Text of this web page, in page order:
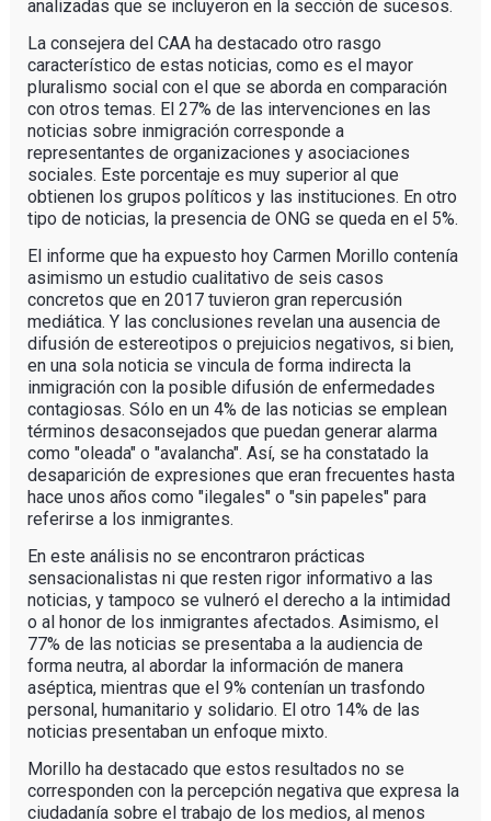
analizadas que se incluyeron en la sección de sucesos.
La consejera del CAA ha destacado otro rasgo
característico de estas noticias, como es el mayor
pluralismo social con el que se aborda en comparación
con otros temas. El 27% de las intervenciones en las
noticias sobre inmigración corresponde a
representantes de organizaciones y asociaciones
sociales. Este porcentaje es muy superior al que
obtienen los grupos políticos y las instituciones. En otro
tipo de noticias, la presencia de ONG se queda en el 5%.
El informe que ha expuesto hoy Carmen Morillo contenía
asimismo un estudio cualitativo de seis casos
concretos que en 2017 tuvieron gran repercusión
mediática. Y las conclusiones revelan una ausencia de
difusión de estereotipos o prejuicios negativos, si bien,
en una sola noticia se vincula de forma indirecta la
inmigración con la posible difusión de enfermedades
contagiosas. Sólo en un 4% de las noticias se emplean
términos desaconsejados que puedan generar alarma
como "oleada" o "avalancha". Así, se ha constatado la
desaparición de expresiones que eran frecuentes hasta
hace unos años como "ilegales" o "sin papeles" para
referirse a los inmigrantes.
En este análisis no se encontraron prácticas
sensacionalistas ni que resten rigor informativo a las
noticias, y tampoco se vulneró el derecho a la intimidad
o al honor de los inmigrantes afectados. Asimismo, el
77% de las noticias se presentaba a la audiencia de
forma neutra, al abordar la información de manera
aséptica, mientras que el 9% contenían un trasfondo
personal, humanitario y solidario. El otro 14% de las
noticias presentaban un enfoque mixto.
Morillo ha destacado que estos resultados no se
corresponden con la percepción negativa que expresa la
ciudadanía sobre el trabajo de los medios, al menos